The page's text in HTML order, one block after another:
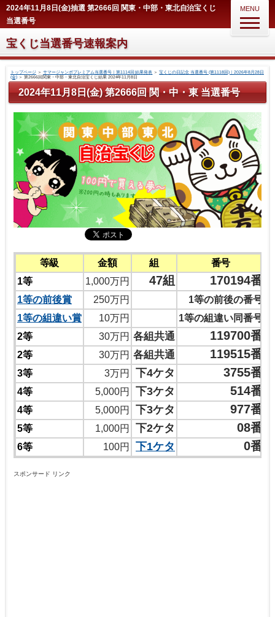
2024年11月8日(金)抽選 第2666回 関東・中部・東北自治宝くじ
当選番号
宝くじ当選番号速報案内
MENU
トップページ＞ サマージャンボプレミアム当選番号｜第1114回 結果発表 ＞宝くじの日記念 当選番号 (第1118回)｜2026年8月28日
(金)＞ 第2666回関東・中部・東北自治宝くじ結果 2024年11月8日
2024年11月8日(金) 第2666回 関・中・東 当選番号
等級 金額 組
番号
1等
1,000万円 47組 170194番
1等の前後賞 250万円
1等の前後の番号
1等の組違い賞
10万円
1等の組違い同番号
2等
30万円 各組共通 119700番
2等 30万円 各組共通 119515番
3等 3万円 下4ケタ 3755番
4等 5,000円 下3ケタ 514番
4等 5,000円 下3ケタ 977番
5等 1,000円 下2ケタ 08番
6等 100円 下1ケタ 0番
スポンサード リンク